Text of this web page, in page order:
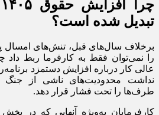
تبدیل شده است؟
برخلاف سال‌های قبل، تنش‌های امسال
را نمی‌توان فقط به کارفرما ربط
عالی کار درباره افزایش دستمزد
نداشت محدودیت‌های ناشی از
طرف‌ها را تحت فشار قرار دهد.
کارفرمایان به‌ویژه آنهایی که در